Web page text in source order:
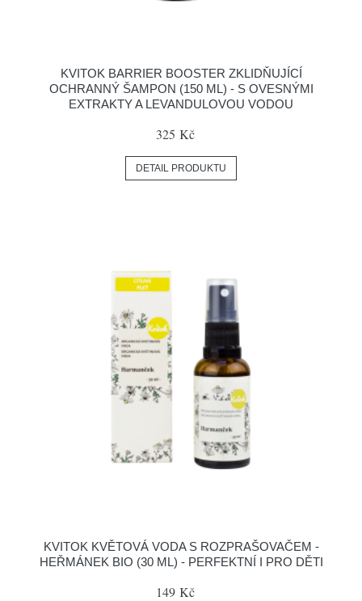
KVITOK BARRIER BOOSTER ZKLIDŇUJÍCÍ
OCHRANNÝ ŠAMPON (150 ML) - S OVESNÝMI
EXTRAKTY A LEVANDULOVOU VODOU
325 Kč
DETAIL PRODUKTU
KVITOK KVĚTOVÁ VODA S ROZPRAŠOVAČEM -
HEŘMÁNEK BIO (30 ML) - PERFEKTNÍ I PRO DĚTI
149 Kč